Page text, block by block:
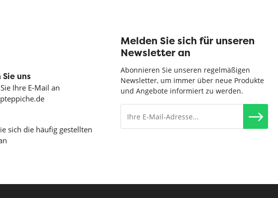
uns
Ihre E-Mail an
sich die häufig gestellten
Melden Sie sich für unseren
Newsletter an
Abonnieren Sie unseren regelmäßigen
Newsletter, um immer über neue Produkte
und Angebote informiert zu werden.